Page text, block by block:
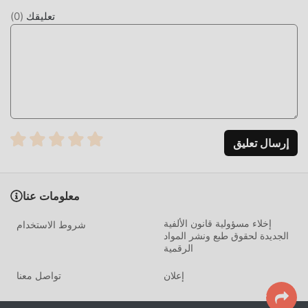
تعديل فريد
إعادة كتابة هذا الموقف. هنا ، لا تحتاج إلى إنفاق معظم طاقتك
وتكرار ""التراكم"" الممل بعض الشيء. يمكن أن تساعدك التعديلات
بسهولة على حذف هذه العملية ، مما يساعدك على التركيز على
ما عليك سوى النقر فوق زر التنزيل لتثبيت تطبيق moddroid ،
في حزمة تثبيت moddroid بنقرة واحدة ، وهناك المزيد من ألعاب
mod الشائعة المجانية في انتظار لتلعب ، ماذا تنتظر ، قم بتنزيله
الآن!
تعليقك (
0
)
إرسال تعليق
معلومات عنا
شروط الاستخدام
إخلاء مسؤولية قانون الألفية
الجديدة لحقوق طبع ونشر المواد
الرقمية
تواصل معنا إعلان